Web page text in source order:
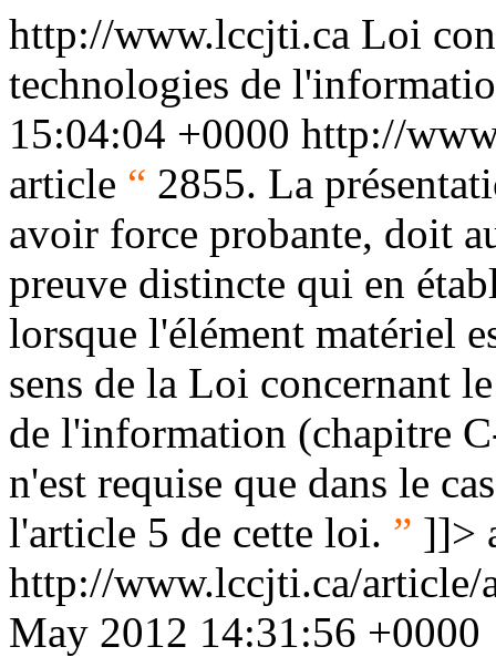
http://www.lccjti.ca Loi
technologies de
15:04:04 +0000 http://
article “ 2855. La
avoir force probante, doit
preuve distincte qui en
lorsque l'élément matériel
sens de la Loi concernant
de l'information (chapitre
n'est requise que dans le
l'article 5 de cette loi. ” ]]>
http://www.lccjti.ca/article/
May 2012 14:31:56 +0000